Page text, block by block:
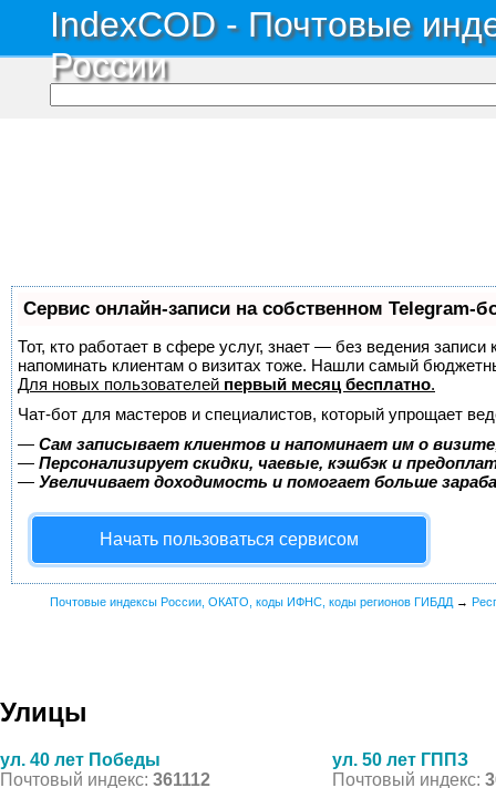
IndexCOD - Почтовые
России
Сервис онлайн-записи на собственном Telegram-
Тот, кто работает в сфере услуг, знает — без ведения
напоминать клиентам о визитах тоже. Нашли самый
Для новых пользователей первый месяц бесплатно.
Чат-бот для мастеров и специалистов, который упрощает
— Сам записывает клиентов и напоминает им о
— Персонализирует скидки, чаевые, кэшбэк и
— Увеличивает доходимость и помогает больше
Начать пользоваться сервисом
Почтовые индексы России, ОКАТО, коды ИФНС, коды регионов ГИБДД →
Улицы
ул. 40 лет Победы
Почтовый индекс: 361112
ул. 50 лет ГППЗ
Почтовый индекс: